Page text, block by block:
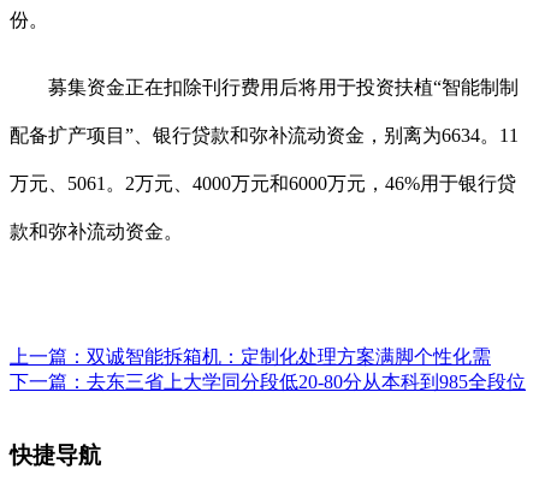
份。
募集资金正在扣除刊行费用后将用于投资扶植“智能制制
配备扩产项目”、银行贷款和弥补流动资金，别离为6634。11
万元、5061。2万元、4000万元和6000万元，46%用于银行贷
款和弥补流动资金。
上一篇： 双诚智能拆箱机：定制化处理方案满脚个性化需
下一篇： 去东三省上大学同分段低20-80分从本科到985全段位
快捷导航